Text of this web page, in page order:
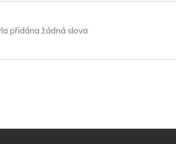
přidána žádná slova